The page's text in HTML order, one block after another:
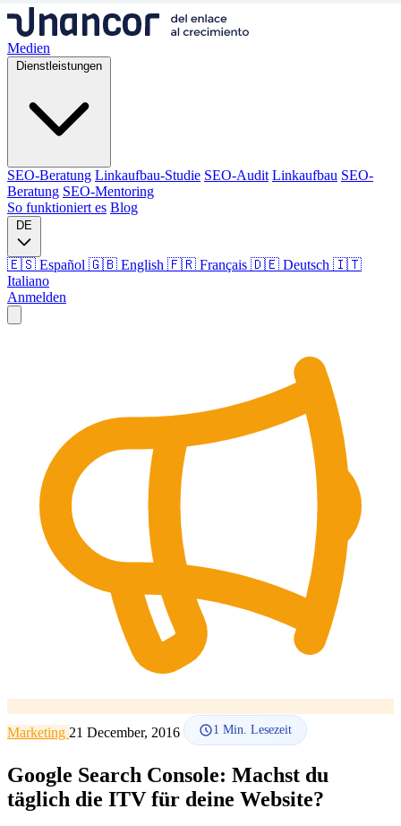
Medien
Dienstleistungen
SEO-Beratung Linkaufbau-Studie SEO-Audit Linkaufbau SEO-
Beratung SEO-Mentoring
So funktioniert es Blog
DE
🇪🇸 Español 🇬🇧 English 🇫🇷 Français 🇩🇪 Deutsch 🇮🇹
Italiano
Anmelden
SEO-Beratung Linkaufbau-Studie Linkaufbau
SEO-
Beratung
SEO-Mentoring
So funktioniert es
Sprache
🇪🇸 ES
🇬🇧 EN 🇫🇷 FR 🇩🇪 DE
Marketing 21 December, 2016 1 Min. Lesezeit
Google Search Console: Machst du
täglich die ITV für deine Website?